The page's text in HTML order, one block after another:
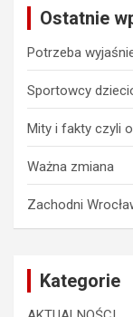
Ostatnie
Potrzeba
Sportowcy
Mity i fakty czyli
Ważna zmiana
Zachodni
Kategorie